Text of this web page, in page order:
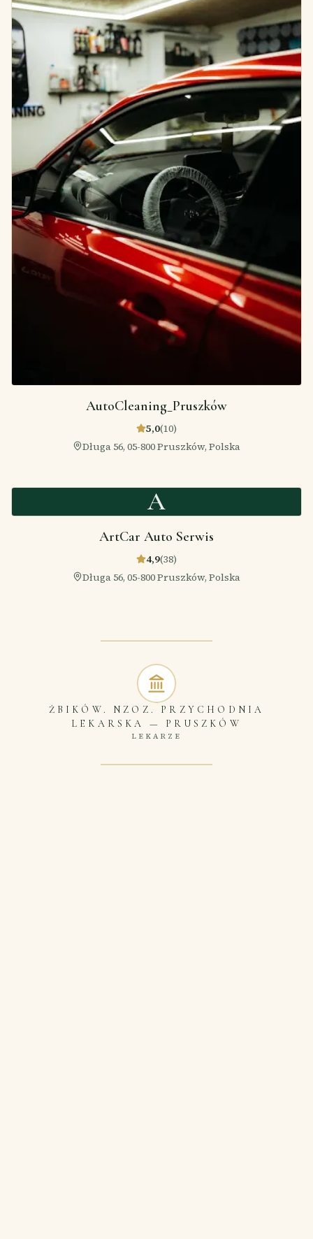
AutoCleaning_Pruszków
5,0(10)
Długa 56, 05-800 Pruszków, Polska
A
ArtCar Auto Serwis
4,9(38)
Długa 56, 05-800 Pruszków, Polska
ŻBIKÓW. NZOZ. PRZYCHODNIA
LEKARSKA
— PRUSZKÓW
LEKARZE